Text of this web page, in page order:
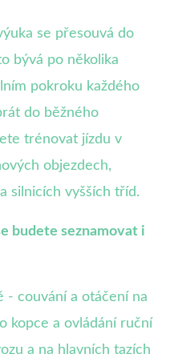
se přesouvá do
bývá po několika
pokroku každého
do běžného
trénovat jízdu v
objezdech,
silnicích vyšších tříd.
budete seznamovat i
- couvání a otáčení na
kopce a ovládání ruční
a na hlavních tazích